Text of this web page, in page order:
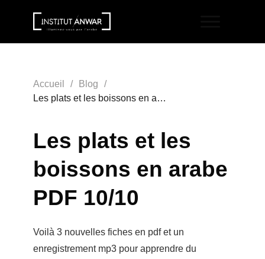
Accueil / Blog
/
Les plats et les boissons en arabe PDF 10/10
Les plats et les
boissons en arabe
PDF 10/10
Voilà 3 nouvelles fiches en pdf et un
enregistrement mp3 pour apprendre du